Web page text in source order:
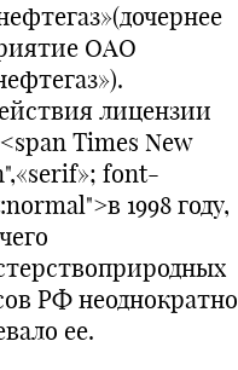
ОАО
лицензии
Times New
font-
1998 году,
РФ неоднократно
ее.